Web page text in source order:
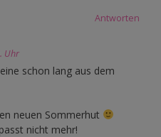
Antworten
Uhr
schon lang aus dem
neuen Sommerhut
nicht mehr!